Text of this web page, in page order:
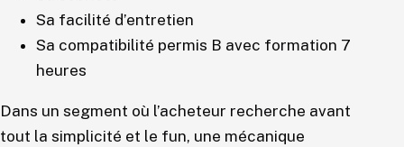
Sa facilité d’entretien
Sa compatibilité permis B avec formation 7
heures
Dans un segment où l’acheteur recherche avant
tout la simplicité et le fun, une mécanique